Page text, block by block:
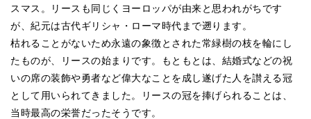
スマス。リースも同じくヨーロッパが由来と思われがちです
が、紀元は古代ギリシャ・ローマ時代まで遡ります。
枯れることがないため永遠の象徴とされた常緑樹の枝を輪にし
たものが、リースの始まりです。もともとは、結婚式などの祝
いの席の装飾や勇者など偉大なことを成し遂げた人を讃える冠
として用いられてきました。リースの冠を捧げられることは、
当時最高の栄誉だったそうです。